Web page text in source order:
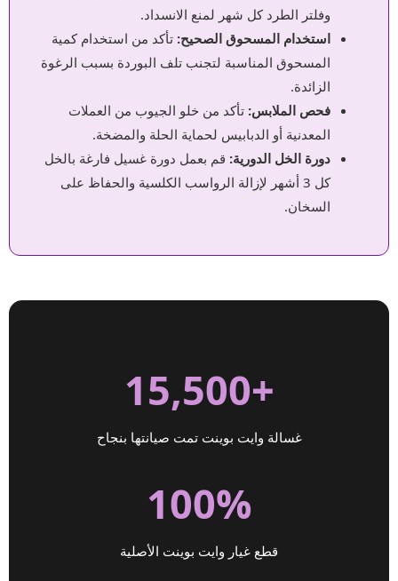
وفلتر الطرد كل شهر لمنع الانسداد.
استخدام المسحوق الصحيح: تأكد من استخدام كمية
المسحوق المناسبة لتجنب تلف البوردة بسبب الرغوة
الزائدة.
فحص الملابس: تأكد من خلو الجيوب من العملات
المعدنية أو الدبابيس لحماية الحلة والمضخة.
دورة الخل الدورية: قم بعمل دورة غسيل فارغة بالخل
كل 3 أشهر لإزالة الرواسب الكلسية والحفاظ على
السخان.
+15,500
غسالة وايت بوينت تمت صيانتها بنجاح
100%
قطع غيار وايت بوينت الأصلية